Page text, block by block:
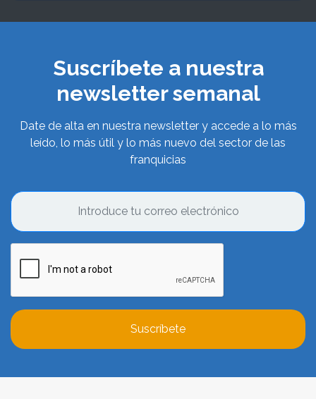
Suscríbete a nuestra
newsletter semanal
Date de alta en nuestra newsletter y accede a lo más
leído, lo más útil y lo más nuevo del sector de las
franquicias
Suscríbete